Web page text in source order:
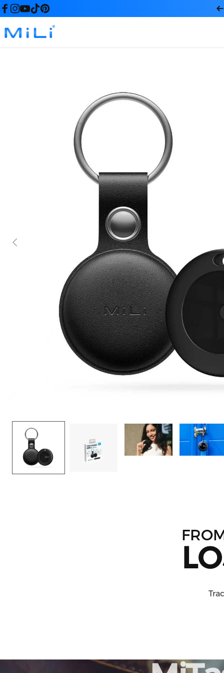
コンテンツへスキップ
Facebook
Instagram
YouTube
TikTokPinterest
MiLi